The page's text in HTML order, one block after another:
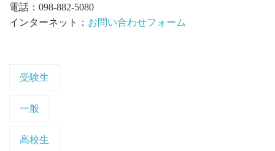
電話：098-882-5080
インターネット： お問い合わせフォーム
受験生
一般
高校生